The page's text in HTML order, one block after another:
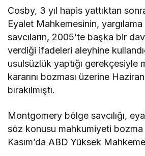
Cosby, 3 yıl hapis yattıktan
Eyalet Mahkemesinin,
savcıların, 2005’te başka bir
verdiği ifadeleri aleyhine
usulsüzlük yaptığı gerekçesiyle
kararını bozması üzerine
bırakılmıştı.
Montgomery bölge savcılığı,
söz konusu mahkumiyeti bozma
Kasım’da ABD Yüksek